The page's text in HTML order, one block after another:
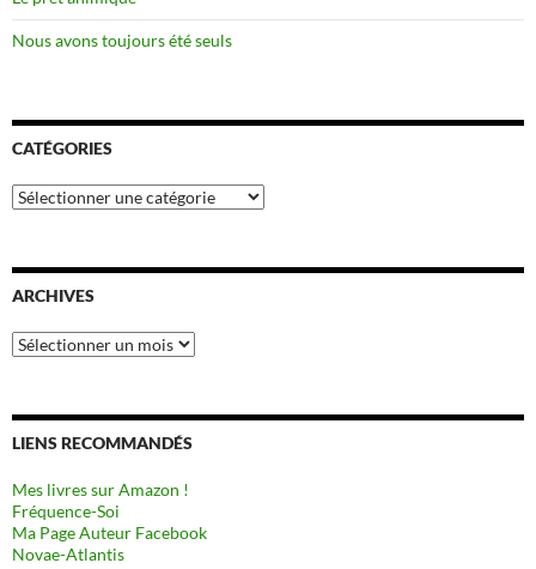
Nous avons toujours été seuls
CATÉGORIES
Catégories
ARCHIVES
Archives
LIENS RECOMMANDÉS
Mes livres sur Amazon !
Fréquence-Soi
Ma Page Auteur Facebook
Novae-Atlantis